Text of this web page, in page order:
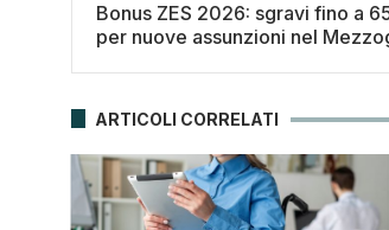
Bonus ZES 2026: sgravi fino a
per nuove assunzioni nel
ARTICOLI CORRELATI